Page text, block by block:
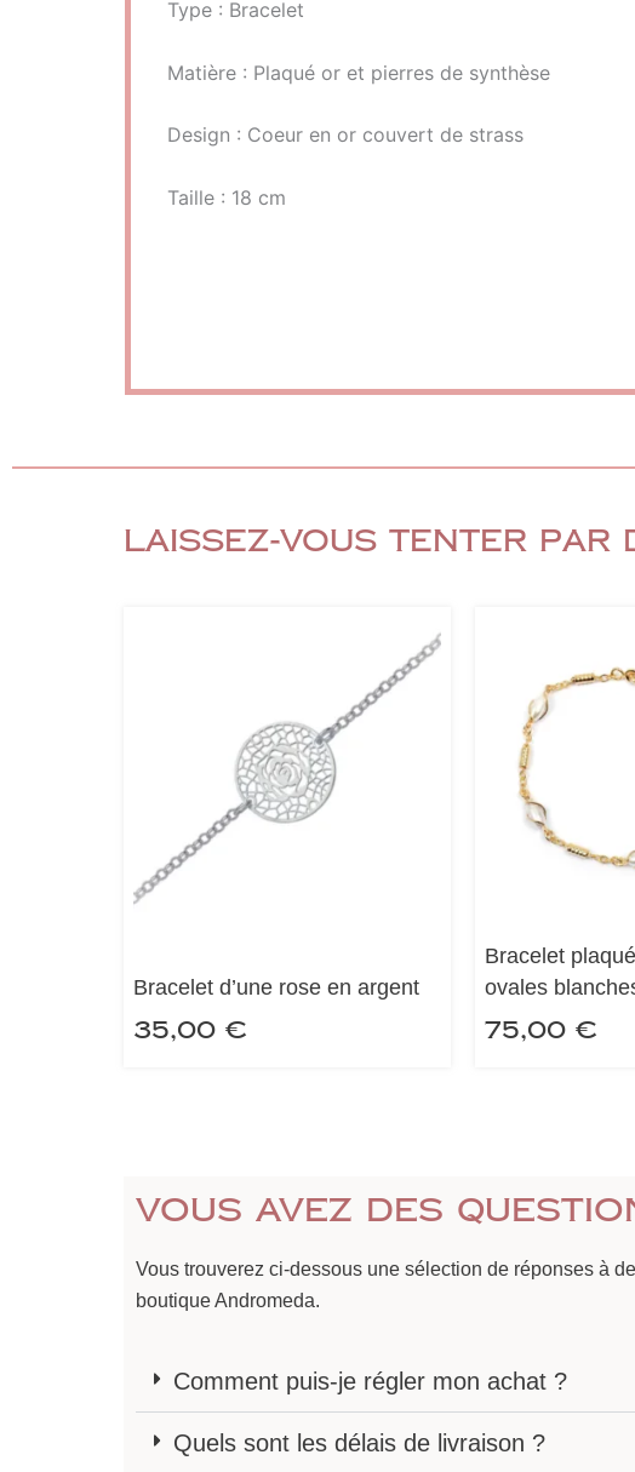
Type : Bracelet
Matière : Plaqué or et pierres de synthèse
Design : Coeur en or couvert de strass
Taille : 18 cm
Laissez-vous tenter par
Bracelet d’une rose en argent
35,00 €
Bracelet
ovales
75,00 €
Vous avez des
Vous trouverez ci-dessous une sélection de réponses à
boutique Andromeda.
Comment puis-je régler mon achat ?
Quels sont les délais de livraison ?